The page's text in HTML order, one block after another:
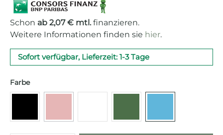
Schon ab 2,07 € mtl. finanzieren.
Weitere Informationen finden sie hier.
Sofort verfügbar, Lieferzeit: 1-3 Tage
Farbeauswählen